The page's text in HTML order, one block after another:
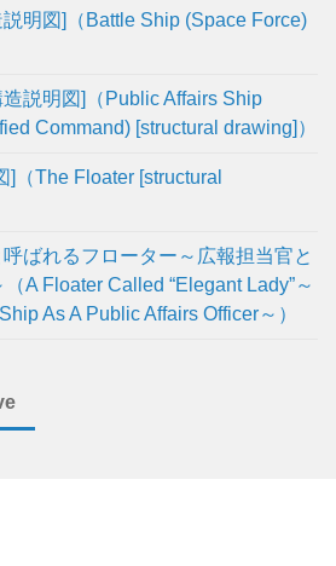
明図]（Battle Ship (Space Force)
説明図]（Public Affairs Ship
Command) [structural drawing]）
（The Floater [structural
呼ばれるフローター～広報担当官と
A Floater Called “Elegant Lady”～
As A Public Affairs Officer～）